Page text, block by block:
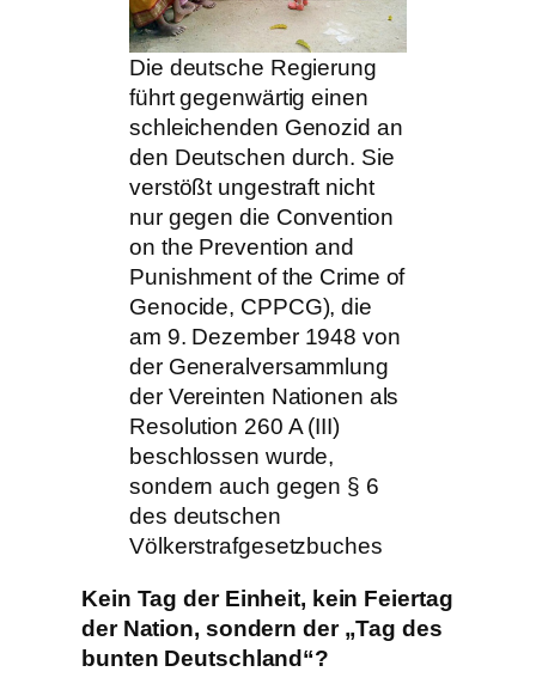
Die deutsche Regierung
führt gegenwärtig einen
schleichenden Genozid an
den Deutschen durch. Sie
verstößt ungestraft nicht
nur gegen die Convention
on the Prevention and
Punishment of the Crime of
Genocide, CPPCG), die
am 9. Dezember 1948 von
der Generalversammlung
der Vereinten Nationen als
Resolution 260 A (III)
beschlossen wurde,
sondern auch gegen § 6
des deutschen
Völkerstrafgesetzbuches
Kein Tag der Einheit, kein Feiertag
der Nation, sondern der „Tag des
bunten Deutschland“?